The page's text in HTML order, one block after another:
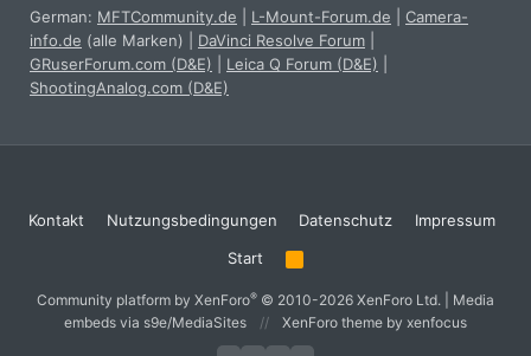
German: MFTCommunity.de L-Mount-Forum.de
Camera-
info.de (alle Marken) DaVinci Resolve Forum
GRuserForum.com (D&E)
Leica Q Forum (D&E)
ShootingAnalog.com (D&E)
Kontakt Nutzungsbedingungen Datenschutz
Impressum
Start
R
Community platform by XenForo® © 2010-2026 XenForo Ltd.
Media
embeds via s9e/MediaSites
XenForo theme by xenfocus